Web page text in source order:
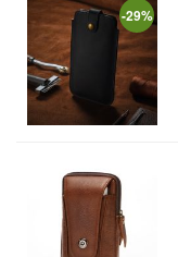
-29%